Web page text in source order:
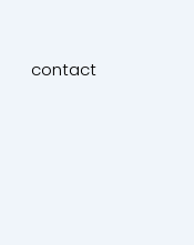
contact